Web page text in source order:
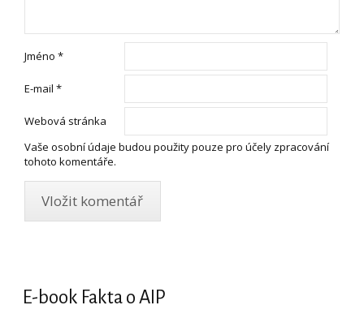
Jméno *
E-mail *
Webová stránka
Vaše osobní údaje budou použity pouze pro účely zpracování
tohoto komentáře.
E-book Fakta o AIP